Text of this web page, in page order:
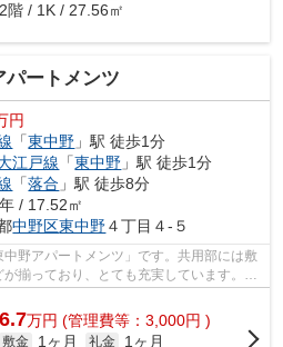
2階 / 1K / 27.56㎡
パートメンツ
円
「東中野 」駅 徒歩1分
江戸線 「東中野 」駅 徒歩1分
「落合 」駅 徒歩8分
/ 17.52㎡
中野区東中野４丁目４-５
野アパートメンツ」です。共用部には敷
揃っており、とても充実しています。こ
す。...
6.7万円 (管理費等：3,000円 )
敷金 1ヶ月 礼金
1ヶ月